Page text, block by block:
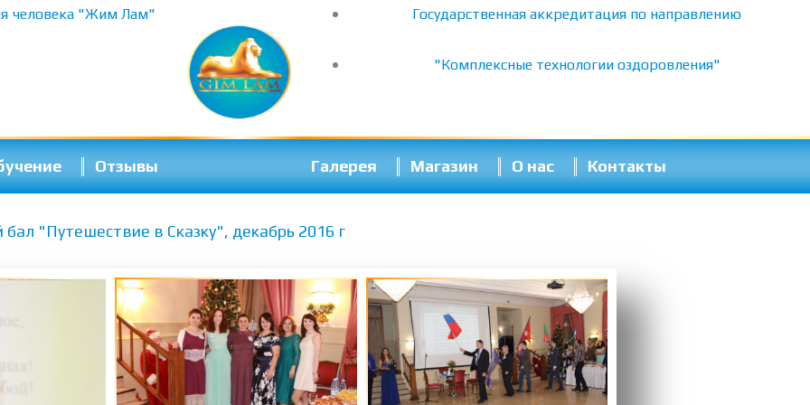
человека "Жим Лам" Государственная аккредитация по направлению
"Комплексные технологии оздоровления"
Отзывы Галерея Магазин О нас Контакты
бал "Путешествие в Сказку", декабрь 2016 г